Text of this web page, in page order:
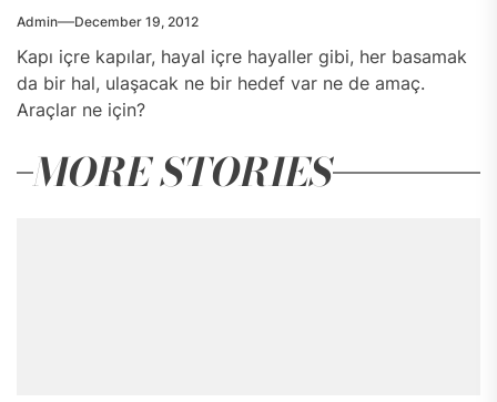
Admin December 19, 2012
Kapı içre kapılar, hayal içre hayaller gibi, her basamak
da bir hal, ulaşacak ne bir hedef var ne de amaç.
Araçlar ne için?
MORE STORIES